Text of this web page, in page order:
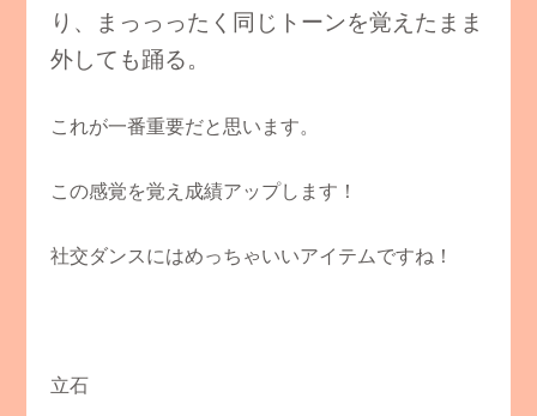
り、まっっったく同じトーンを覚えたまま
外しても踊る。
これが一番重要だと思います。
この感覚を覚え成績アップします！
社交ダンスにはめっちゃいいアイテムですね！
立石